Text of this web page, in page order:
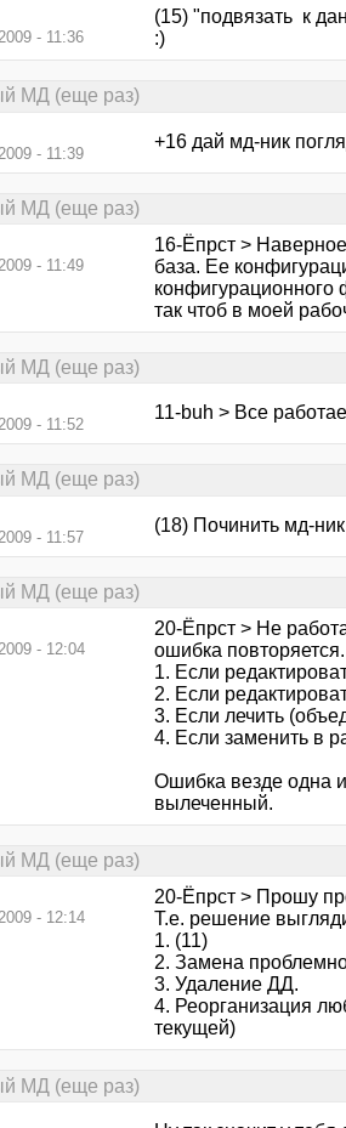
- 11:36
(15) "подвязать к
:)
МД (еще раз)
- 11:39
+16 дай мд-ник
МД (еще раз)
- 11:49
16-Ёпрст >
база. Ее
конфигурационного
так чтоб в моей
МД (еще раз)
- 11:52
11-buh > Все
МД (еще раз)
- 11:57
(18) Починить мд-
МД (еще раз)
- 12:04
20-Ёпрст > Не
ошибка
1. Если
2. Если
3. Если лечить
4. Если заменить в
Ошибка везде одна
вылеченный.
МД (еще раз)
- 12:14
20-Ёпрст > Прошу
Т.е. решение
1. (11)
2. Замена
3. Удаление ДД.
4. Реорганизация
текущей)
МД (еще раз)